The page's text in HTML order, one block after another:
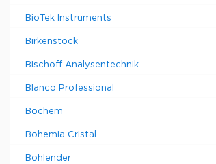
BioTek Instruments
Birkenstock
Bischoff Analysentechnik
Blanco Professional
Bochem
Bohemia Cristal
Bohlender